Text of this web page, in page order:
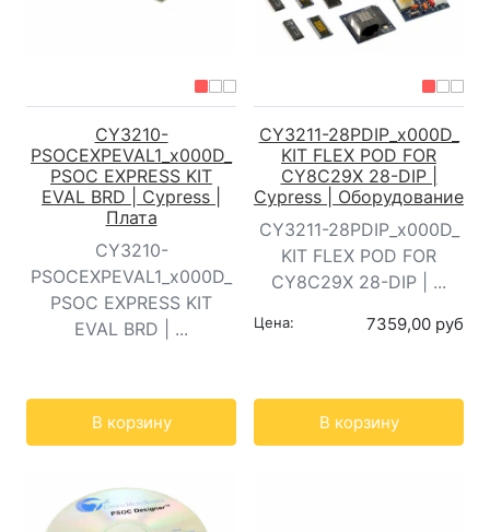
CY3210-
PSOCEXPEVAL1_x000D_
PSOC EXPRESS KIT
EVAL BRD | Cypress |
Плата
CY3210-
PSOCEXPEVAL1_x000D_
PSOC EXPRESS KIT
EVAL BRD | ...
В корзину
CY3211-28PDIP_x000D_
KIT FLEX POD FOR
CY8C29X 28-DIP |
Cypress | Оборудование
CY3211-28PDIP_x000D_
KIT FLEX POD FOR
CY8C29X 28-DIP | ...
Цена: 7359,00 руб
В корзину